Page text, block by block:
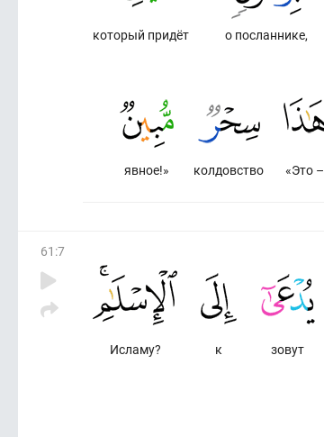
о посланнике,
который придёт
«Это –
колдовство
явное!»
61 :7
зовут
к
Исламу?